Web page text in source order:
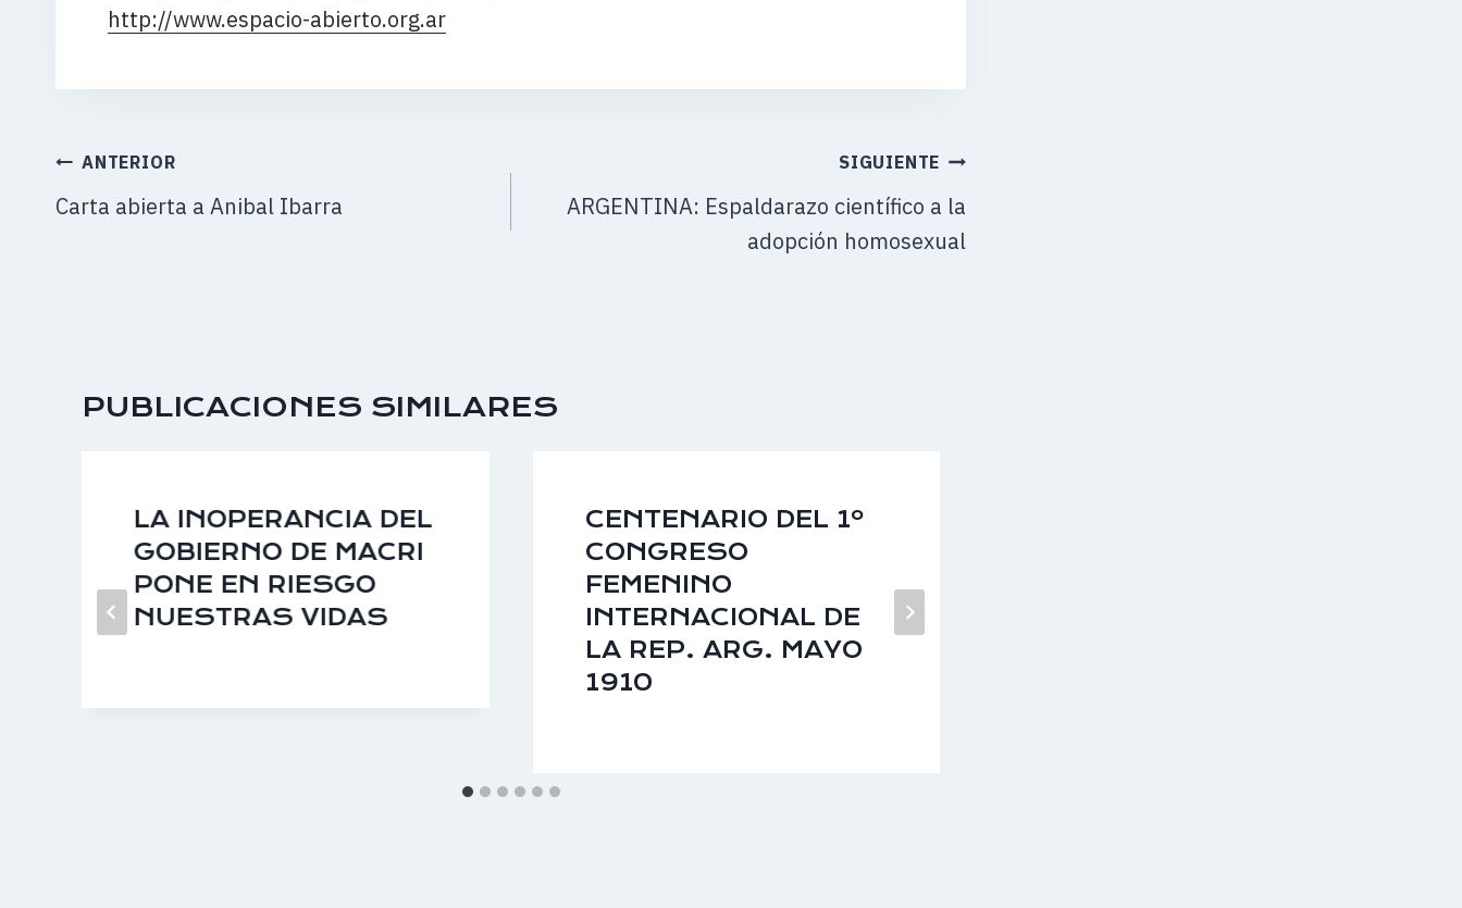
http://www.espacio-abierto.org.ar
NAVEGACIÓN
DE
ANTERIOR
Carta abierta a Anibal Ibarra
SIGUIENTE
ARGENTINA: Espaldarazo científico a la
adopción homosexual
PUBLICACIONES SIMILARES
LA INOPERANCIA DEL
GOBIERNO DE MACRI
PONE EN RIESGO
NUESTRAS VIDAS
CENTENARIO DEL 1º
CONGRESO
FEMENINO
INTERNACIONAL DE
LA REP. ARG. MAYO
1910